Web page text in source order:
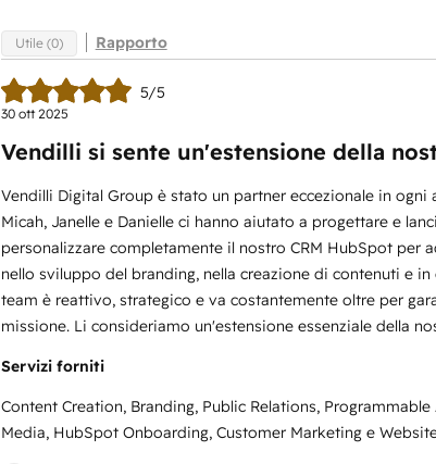
Utile (0) Rapporto
5/5
30 ott 2025
Vendilli si sente un'estensione della
Vendilli Digital Group è stato un partner eccezionale in
Micah, Janelle e Danielle ci hanno aiutato a progettare e
personalizzare completamente il nostro CRM HubSpot per
nello sviluppo del branding, nella creazione di contenuti e
team è reattivo, strategico e va costantemente oltre per
missione. Li consideriamo un'estensione essenziale della
Servizi forniti
Content Creation, Branding, Public Relations,
Media, HubSpot Onboarding, Customer Marketing e